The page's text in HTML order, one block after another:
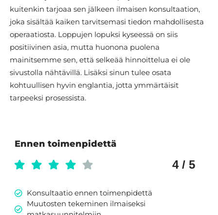
kuitenkin tarjoaa sen jälkeen ilmaisen konsultaation,
joka sisältää kaiken tarvitsemasi tiedon mahdollisesta
operaatiosta. Loppujen lopuksi kyseessä on siis
positiivinen asia, mutta huonona puolena
mainitsemme sen, että selkeää hinnoittelua ei ole
sivustolla nähtävillä. Lisäksi sinun tulee osata
kohtuullisen hyvin englantia, jotta ymmärtäisit
tarpeeksi prosessista.
Ennen toimenpidettä
4 / 5
Konsultaatio ennen toimenpidettä
Muutosten tekeminen ilmaiseksi